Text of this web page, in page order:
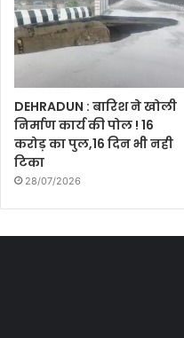
DEHRADUN : बारिश ने खोली
निर्माण कार्य की पोल ! 16
करोड़ का पुल,16 दिन भी नही
टिका
28/07/2026